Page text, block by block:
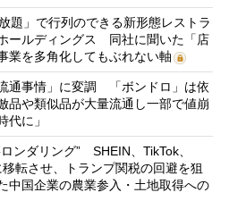
題」で行列のできる新形態レストラ
ールディングス 同社に聞いた「店
業を多角化してもぶれない軸
通事情」に変調 「ボンドロ」は依
品や類似品が大量流通し一部で値崩
に」
ンダリング” SHEIN、TikTok、
転させ、トランプ関税の回避を狙
国企業の農業参入・土地取得への